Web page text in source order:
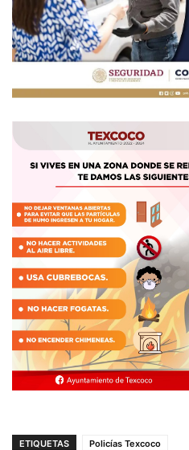
ETIQUETAS Policías Texcoco